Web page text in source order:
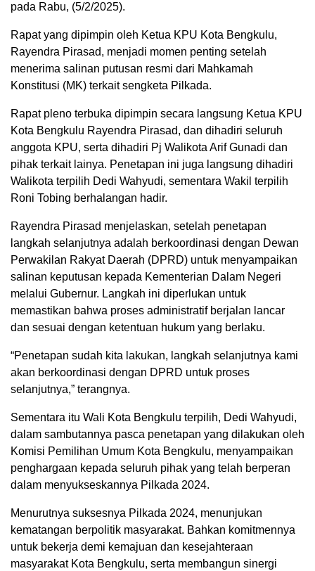
pada Rabu, (5/2/2025).
Rapat yang dipimpin oleh Ketua KPU Kota Bengkulu,
Rayendra Pirasad, menjadi momen penting setelah
menerima salinan putusan resmi dari Mahkamah
Konstitusi (MK) terkait sengketa Pilkada.
Rapat pleno terbuka dipimpin secara langsung Ketua KPU
Kota Bengkulu Rayendra Pirasad, dan dihadiri seluruh
anggota KPU, serta dihadiri Pj Walikota Arif Gunadi dan
pihak terkait lainya. Penetapan ini juga langsung dihadiri
Walikota terpilih Dedi Wahyudi, sementara Wakil terpilih
Roni Tobing berhalangan hadir.
Rayendra Pirasad menjelaskan, setelah penetapan
langkah selanjutnya adalah berkoordinasi dengan Dewan
Perwakilan Rakyat Daerah (DPRD) untuk menyampaikan
salinan keputusan kepada Kementerian Dalam Negeri
melalui Gubernur. Langkah ini diperlukan untuk
memastikan bahwa proses administratif berjalan lancar
dan sesuai dengan ketentuan hukum yang berlaku.
“Penetapan sudah kita lakukan, langkah selanjutnya kami
akan berkoordinasi dengan DPRD untuk proses
selanjutnya,” terangnya.
Sementara itu Wali Kota Bengkulu terpilih, Dedi Wahyudi,
dalam sambutannya pasca penetapan yang dilakukan oleh
Komisi Pemilihan Umum Kota Bengkulu, menyampaikan
penghargaan kepada seluruh pihak yang telah berperan
dalam menyukseskannya Pilkada 2024.
Menurutnya suksesnya Pilkada 2024, menunjukan
kematangan berpolitik masyarakat. Bahkan komitmennya
untuk bekerja demi kemajuan dan kesejahteraan
masyarakat Kota Bengkulu, serta membangun sinergi